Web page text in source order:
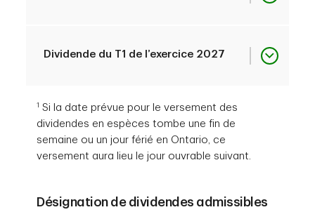
Date de paiement janvier 31, 2026
Dividendes déclarés 1,08 $ par action
des dividendes
Date d’inscription avril 09, 2026
Date de paiement1 avril 30, 2026
Date ex-dividende juillet 10, 2026
Date d’inscription juillet 10, 2026
Date de déclaration août 27, 2026
Date ex-dividende octobre 09, 2026
Dividende du T1 de l’exercice 2027
Date de déclaration
1 Si la date prévue pour le versement des
dividendes en espèces tombe une fin de
semaine ou un jour férié en Ontario, ce
versement aura lieu le jour ouvrable suivant.
Désignation de dividendes admissibles